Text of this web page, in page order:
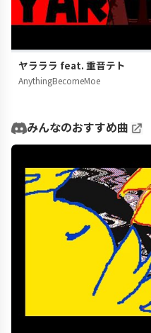
ヤラララ feat. 重音テト
AnythingBecomeMoe
みんなのおすすめ曲